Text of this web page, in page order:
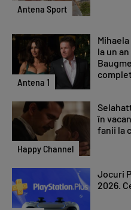
Antena Sport
Antena 1
la un
Happy Channel
în
fanii la
Jocuri
2026.